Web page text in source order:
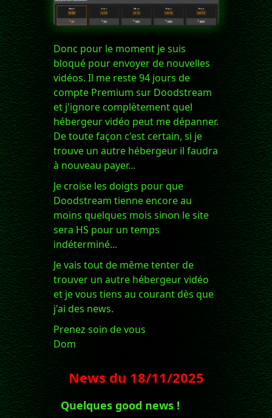
Donc pour le moment je suis
bloqué pour envoyer de nouvelles
vidéos. Il me reste 94 jours de
compte Premium sur Doodstream
et j'ignore complètement quel
hébergeur vidéo peut me dépanner.
De toute façon c'est certain, si je
trouve un autre hébergeur il faudra
à nouveau payer...
Je croise les doigts pour que
Doodstream tienne encore au
moins quelques mois sinon le site
sera HS pour un temps
indéterminé...
Je vais tout de même tenter de
trouver un autre hébergeur vidéo
et je vous tiens au courant dès que
j'ai des news.
Prenez soin de vous
Dom
News du 18/11/2025
Quelques good news !